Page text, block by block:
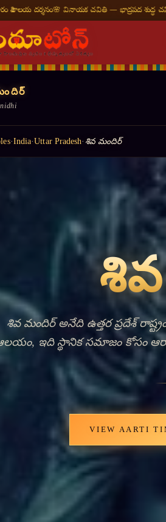
— భాద్రపద శుద్ధ చవితి⛩ తిరుమల తిరుపతి —
·India·Uttar Pradesh· శివ మందిర్
॥
శివ మందిర్ తమ్కుహీ రాజ్‌లో నిలిచి ఉంది,
ఈ ప్రాంతంలోని అనేక ఆలయాల వలె,
జీవనానికి ఒక ముఖ్య కేంద్రంగా
మతపరమైన కార్యకలాపాల